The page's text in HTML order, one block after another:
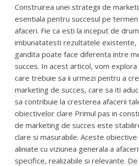
Construirea unei strategii de
esentiala pentru succesul pe
afaceri. Fie ca esti la inceput de
imbunatatesti rezultatele existente,
gandita poate face diferenta intre
succes. In acest articol, vom
care trebuie sa ii urmezi pentru a
marketing de succes, care sa iti
sa contribuie la cresterea afacerii
obiectivelor clare Primul pas in
de marketing de succes este
clare si masurabile. Aceste
aliniate cu viziunea generala a
specifice, realizabile si relevante.